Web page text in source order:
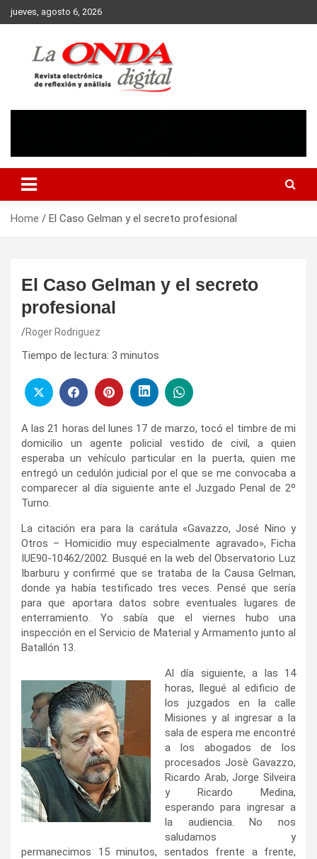
Skip
to
jueves, agosto 6, 2026
Home El Caso Gelman y el secreto profesional
El Caso Gelman y el secreto
profesional
Roger Rodriguez
Tiempo de lectura: 3 minutos
A las 21 horas del lunes 17 de marzo, tocó el timbre de mi
domicilio un agente policial vestido de civil, a quien
esperaba un vehículo particular en la puerta, quien me
entregó un cedulón judicial por el que se me convocaba a
comparecer al día siguiente ante el Juzgado Penal de 2º
Turno.
La citación era para la carátula «Gavazzo, José Nino y
Otros – Homicidio muy especialmente agravado», Ficha
IUE90-10462/2002. Busqué en la web del Observatorio Luz
Ibarburu y confirmé que se trataba de la Causa Gelman,
donde ya había testificado tres veces. Pensé que sería
para que aportara datos sobre eventuales lugares de
enterramiento. Yo sabía que el viernes hubo una
inspección en el Servicio de Material y Armamento junto al
Batallón 13.
Al día siguiente, a las 14
horas, llegué al edificio de
los juzgados en la calle
Misiones y al ingresar a la
sala de espera me encontré
a los abogados de los
procesados Josè Gavazzo,
Ricardo Arab, Jorge Silveira
y Ricardo Medina,
esperando para ingresar a
la audiencia. No nos
saludamos y
permanecimos 15 minutos, sentados frente a frente,